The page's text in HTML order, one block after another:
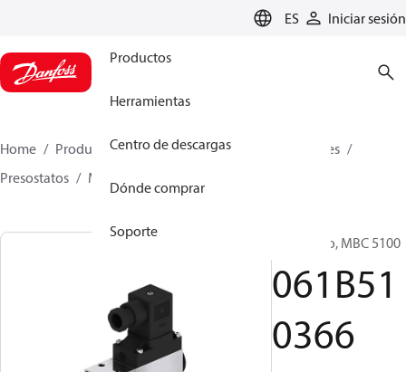
ES Iniciar sesión
Productos
Herramientas
Centro de descargas
Dónde comprar
Soporte
Home Productos Sensing solutions
Interruptores
Presostatos
MBC 5000 / MBC 5100
Presostato, MBC 5100
061B51
0366